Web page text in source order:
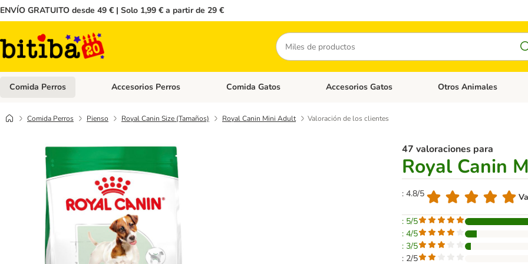
ENVÍO GRATUITO desde 49 € | Solo 1,99 € a partir de 29 €
Buscar
Comida Perros Menú de categoria abierto: Comida Perros
Accesorios Perros Menú de categoria abierto: Accesorios Perros
Comida Gatos Menú de categoria abierto: Comida Gatos
Accesorios Gatos Menú de categoria abierto:
Otros Animales
Comida Perros Pienso Royal Canin Size (Tamaños) Royal Canin Mini Adult Valoración de los clientes
47 valoraciones para
Royal Canin
: 4.8/5
: 5/5
: 4/5
: 3/5
: 2/5